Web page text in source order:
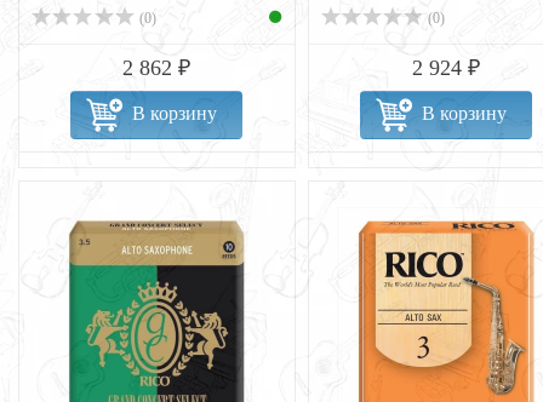
(0)
2 862 ₽
В корзину
(0)
2 924 ₽
В корзину